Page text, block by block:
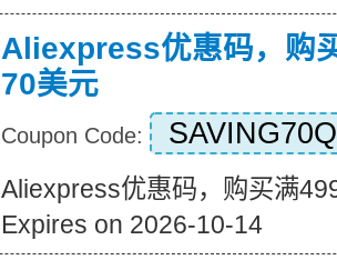
Aliexpress优惠码，购
70美元
Coupon Code: SAVING70Q
Aliexpress优惠码，购买满
Expires on 2026-10-14